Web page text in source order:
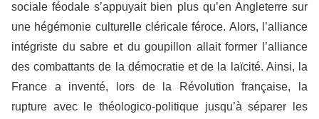
sociale féodale s’appuyait bien plus qu’en Angleterre sur
une hégémonie culturelle cléricale féroce. Alors, l’alliance
intégriste du sabre et du goupillon allait former l’alliance
des combattants de la démocratie et de la laïcité. Ainsi, la
France a inventé, lors de la Révolution française, la
rupture avec le théologico-politique jusqu’à séparer les